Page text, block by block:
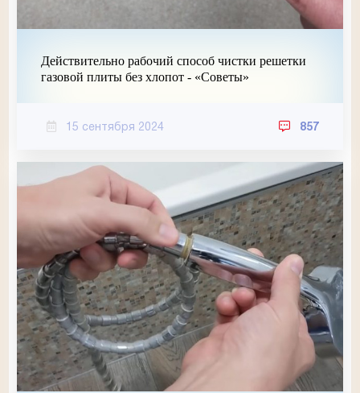
Действительно рабочий способ чистки решетки
газовой плиты без хлопот - «Советы»
15 сентября 2024 857